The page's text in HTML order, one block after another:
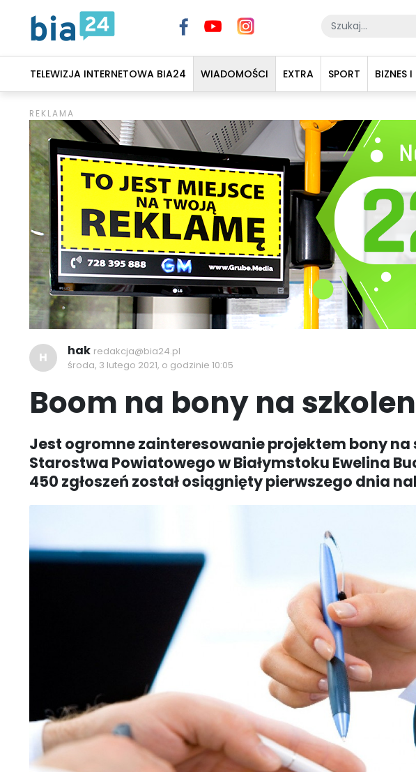
TELEWIZJA INTERNETOWA BIA24 WIADOMOŚCI EXTRA SPORT BIZNES
H hak redakcja@bia24.pl
środa, 3 lutego 2021, o godzinie 10:05
Boom na bony na
Jest ogromne zainteresowanie projektem bony
Starostwa Powiatowego w Białymstoku Ewelina
450 zgłoszeń został osiągnięty pierwszego dnia